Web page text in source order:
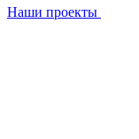
Наши проекты